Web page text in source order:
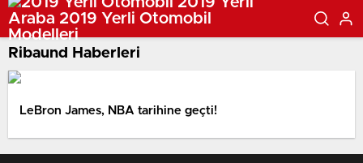
Ribaund Haberleri
LeBron James, NBA tarihine geçti!